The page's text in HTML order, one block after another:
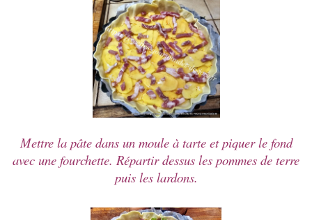
Mettre la pâte dans un moule à tarte et piquer le fond
avec une fourchette. Répartir dessus les pommes de terre
puis les lardons.